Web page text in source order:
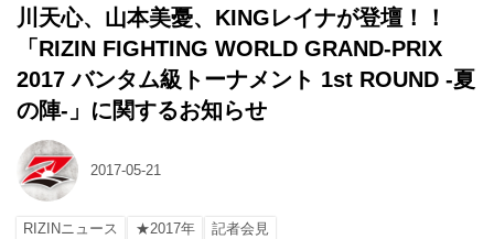
川天心、山本美憂、KINGレイナが登壇！！
「RIZIN FIGHTING WORLD GRAND-PRIX
2017 バンタム級トーナメント 1st ROUND -夏
の陣-」に関するお知らせ
2017-05-21
RIZINニュース ★2017年 記者会見